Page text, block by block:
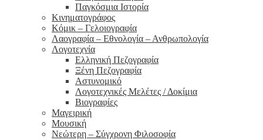
Παγκόσμια Ιστορία
Κινηματογράφος
Κόμικ – Γελοιογραφία
Λαογραφία – Εθνολογία – Ανθρωπολογία
Λογοτεχνία
Ελληνική Πεζογραφία
Ξένη Πεζογραφία
Αστυνομικό
Λογοτεχνικές Μελέτες / Δοκίμια
Βιογραφίες
Μαγειρική
Μουσική
Νεώτερη – Σύγχρονη Φιλοσοφία